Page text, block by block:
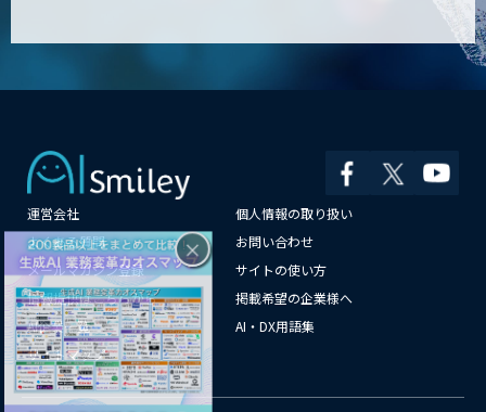
PATPOST
貴社専用ナレッジAI構築
展示会の名刺を商談に変える
「GenLead」
運営会社
個人情報の取り扱い
よくある質問
お問い合わせ
メールマガジン登録
サイトの使い方
情報提供はこちらから
掲載希望の企業様へ
AI企業一覧
AI・DX用語集
サイトマップ
×